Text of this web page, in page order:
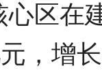
区在
，增